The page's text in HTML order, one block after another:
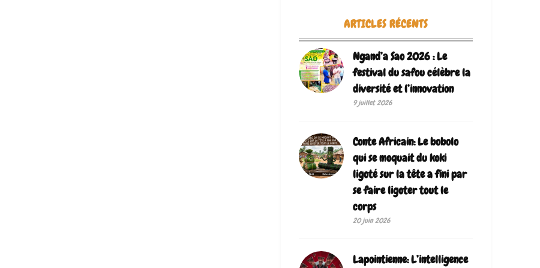
ARTICLES RÉCENTS
Ngand’a Sao 2026 : Le
festival du safou célèbre la
diversité et l’innovation
9 juillet 2026
Conte Africain: Le bobolo
qui se moquait du koki
ligoté sur la tête a fini par
se faire ligoter tout le
corps
20 juin 2026
Lapointienne: L’intelligence